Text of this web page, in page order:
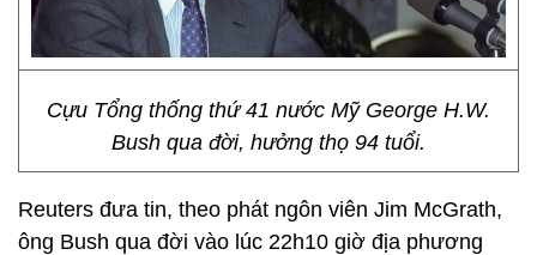
Cựu Tổng thống thứ 41 nước Mỹ George H.W.
Bush qua đời, hưởng thọ 94 tuổi.
Reuters đưa tin, theo phát ngôn viên Jim McGrath,
ông Bush qua đời vào lúc 22h10 giờ địa phương